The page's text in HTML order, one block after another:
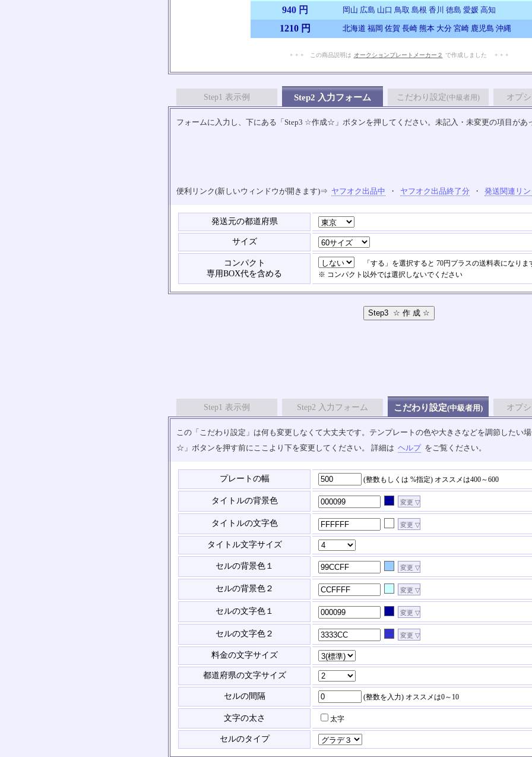
940 円 岡山 広島 山口 鳥取 島根 香川 徳島 愛媛 高知
1210 円 北海道 福岡 佐賀 長崎 熊本 大分 宮崎 鹿児島 沖縄
+ + + この商品説明は オークションプレートメーカー２ で作成しました + + +
Step1 表示例 Step2 入力フォーム こだわり設定(中級者用) オプ
フォームに入力し、下にある「Step3 ☆作成☆」ボタンを押してください。未記入・未変更の項目があ
便利リンク(新しいウィンドウが開きます)⇒ ヤフオク出品中 ・ ヤフオク出品終了分 ・ 発送関連リ
発送元の都道府県
サイズ
コンパクト
専用BOX代を含める
「する」を選択すると 70円プラスの送料表になりま
※ コンパクト以外では選択しないでください
Step1 表示例 Step2 入力フォーム こだわり設定(中級者用) オプ
この「こだわり設定」は何も変更しなくて大丈夫です。テンプレートの色や大きさなどを調節したい
☆」ボタンを押す前にここより下を変更してください。 詳細は ヘルプ をご覧ください。
プレートの幅 (整数もしくは %指定) オススメは400～600
タイトルの背景色
タイトルの文字色
タイトル文字サイズ
セルの背景色１
セルの背景色２
セルの文字色１
セルの文字色２
料金の文字サイズ
都道府県の文字サイズ
セルの間隔 (整数を入力) オススメは0～10
文字の太さ 太字
セルのタイプ